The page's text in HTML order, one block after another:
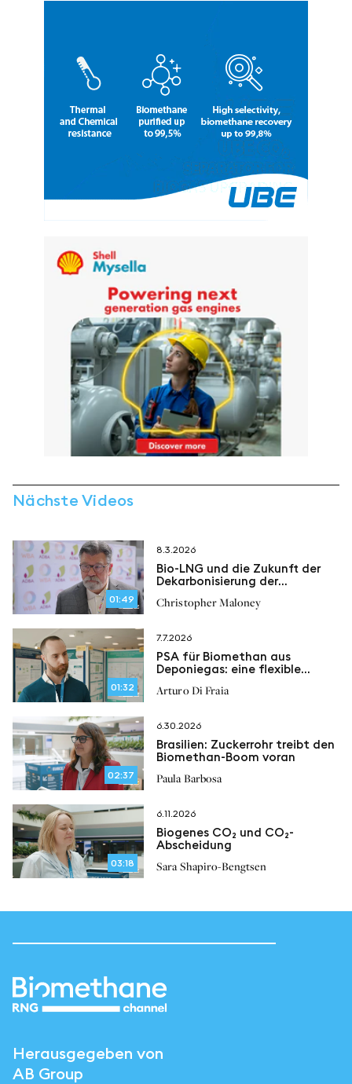
Nächste Videos
01:49
8.3.2026
Bio-LNG und die Zukunft der
Dekarbonisierung der
Christopher Maloney
01:32
7.7.2026
PSA für Biomethan aus
Deponiegas: eine flexible
Methanrückgewinnung
Arturo Di Fraia
02:37
6.30.2026
Brasilien: Zuckerrohr treibt den
Biomethan-Boom voran
Paula Barbosa
03:18
6.11.2026
Biogenes CO₂ und CO₂-
Abscheidung
Sara Shapiro-Bengtsen
Herausgegeben von
AB Group